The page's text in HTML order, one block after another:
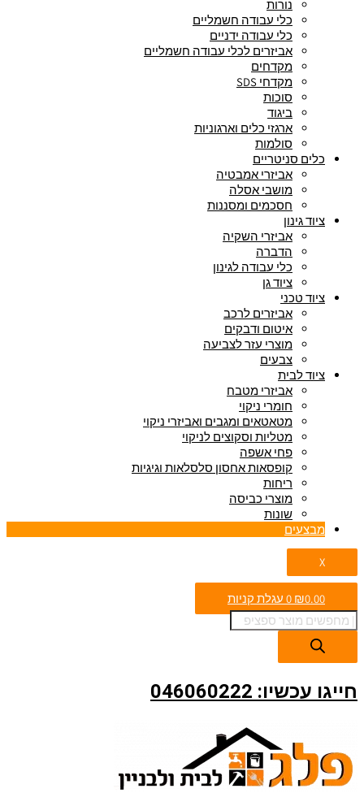
נורות
כלי עבודה חשמליים
כלי עבודה ידניים
אביזרים לכלי עבודה חשמליים
מקדחים
מקדחי SDS
סוכות
ביגוד
ארגזי כלים וארגוניות
סולמות
כלים סניטריים
אביזרי אמבטיה
מושבי אסלה
חסכמים ומסננות
ציוד גינון
אביזרי השקיה
הדברה
כלי עבודה לגינון
ציוד גן
ציוד טכני
אביזרים לרכב
איטום ודבקים
מוצרי עזר לצביעה
צבעים
ציוד לבית
אביזרי מטבח
חומרי ניקוי
מטאטאים ומגבים ואביזרי ניקוי
מטליות וסקוצים לניקוי
פחי אשפה
קופסאות אחסון סלסלאות וגיגיות
ריחות
מוצרי כביסה
שונות
מבצעים
X
₪0.00
0 עגלת קניות
חייגו עכשיו: 046060222